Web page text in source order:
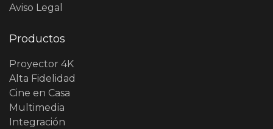
Aviso Legal
Productos
Proyector 4K
Alta Fidelidad
Cine en Casa
Multimedia
Integración